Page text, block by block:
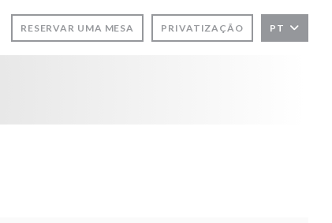
RESERVAR UMA MESA PRIVATIZAÇÃO PT